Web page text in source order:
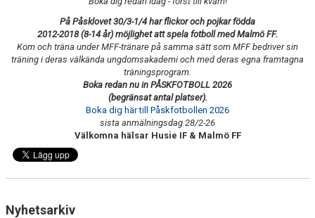
MEDLEMSRABATTER
MEDLEMSAVGIFTER
DOMARE
På Påsklovet 30/3-1/4 har flickor och pojkarfödda
2012-2018 (8-14 år) möjlighet att spela fotboll med Malmö FF.
Kom och träna under MFF-tränare på samma sätt som MFF bedriver sin
träning i deras välkända ungdomsakademi och med deras egna framtagna
träningsprogram.
Boka redan nu in PÅSKFOTBOLL 2026
(begränsat antal platser).
Boka dig här till Påskfotbollen 2026
sista anmälningsdag 28/2-26
Välkomna hälsar Husie IF & Malmö FF
Nyhetsarkiv